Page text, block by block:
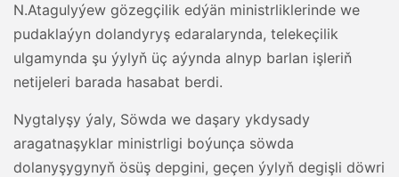
N.Atagulyýew gözegçilik edýän ministrliklerinde we
pudaklaýyn dolandyryş edaralarynda, telekeçilik
ulgamynda şu ýylyň üç aýynda alnyp barlan işleriň
netijeleri barada hasabat berdi.
Nygtalyşy ýaly, Söwda we daşary ykdysady
aragatnaşyklar ministrligi boýunça söwda
dolanyşygynyň ösüş depgini, geçen ýylyň degişli döwri